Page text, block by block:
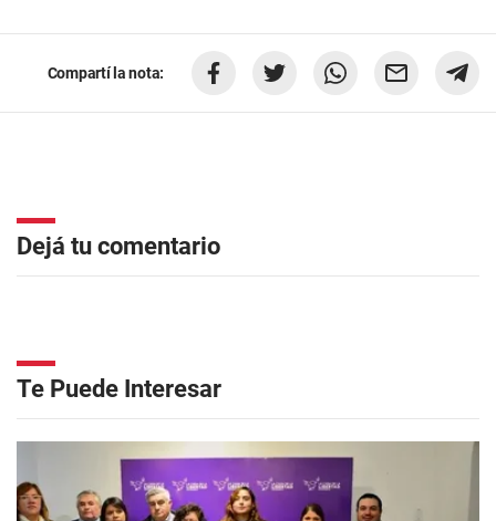
Compartí la nota:
Dejá tu comentario
Te Puede Interesar